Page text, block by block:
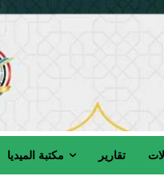
تقارير مكتبة الميديا